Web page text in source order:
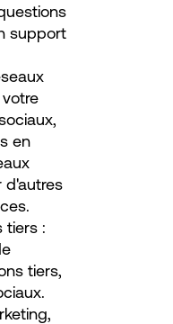
support
en
d'autres
tiers :
tiers,